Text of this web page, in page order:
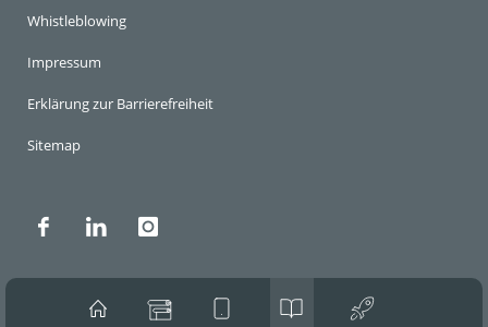
Whistleblowing
Impressum
Erklärung zur Barrierefreiheit
Sitemap